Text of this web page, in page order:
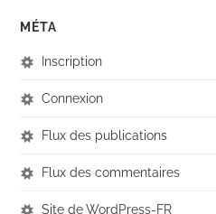
MÉTA
Inscription
Connexion
Flux des publications
Flux des commentaires
Site de WordPress-FR